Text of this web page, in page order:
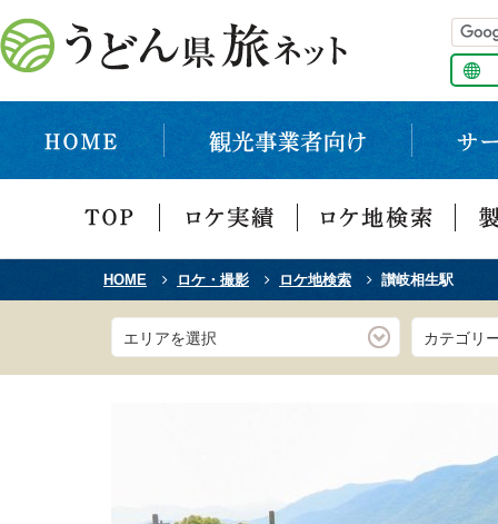
HOME ロケ・撮影 ロケ地検索 讃岐相生駅
エリアを選択 カテゴリ